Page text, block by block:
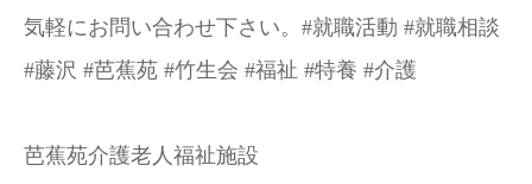
気軽にお問い合わせ下さい。#就職活動 #就職相談
#藤沢 #芭蕉苑 #竹生会 #福祉 #特養 #介護
芭蕉苑介護老人福祉施設